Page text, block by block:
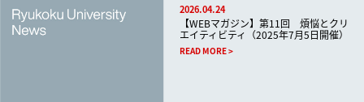
2026.04.24
【WEBマガジン】第11回 煩悩とクリ
エイティビティ（2025年7月5日開催）
READ MORE